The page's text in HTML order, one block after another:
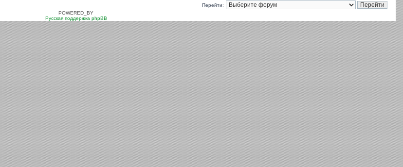
Перейти:
POWERED_BY
Русская поддержка phpBB